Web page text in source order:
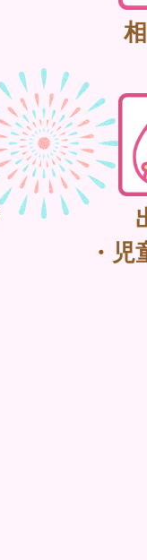
・